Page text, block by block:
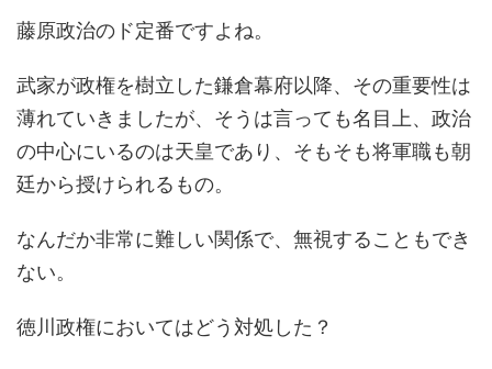
藤原政治のド定番ですよね。
武家が政権を樹立した鎌倉幕府以降、その重要性は
薄れていきましたが、そうは言っても名目上、政治
の中心にいるのは天皇であり、そもそも将軍職も朝
廷から授けられるもの。
なんだか非常に難しい関係で、無視することもでき
ない。
徳川政権においてはどう対処した？